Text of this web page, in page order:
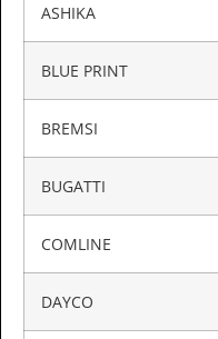
ASHIKA
BLUE PRINT
BREMSI
BUGATTI
COMLINE
DAYCO